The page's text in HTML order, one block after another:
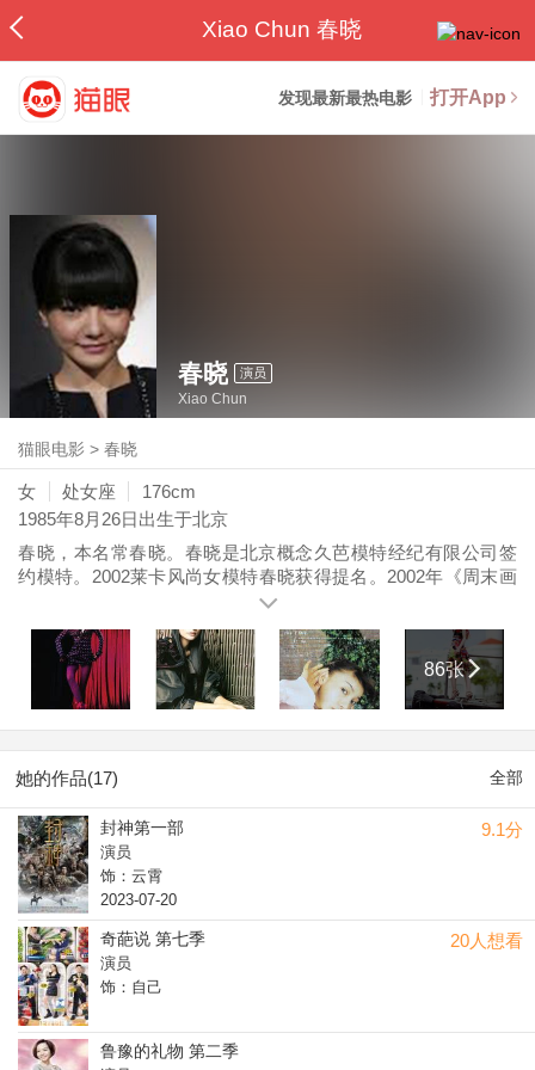
Xiao Chun 春晓
发现最新最热电影 打开App
春晓 演员
Xiao Chun
猫眼电影 >春晓
女 处女座
176cm
1985年8月26日 出生于北京
春晓，本名常春晓。春晓是北京概念久芭模特经纪有限公司签
约模特。2002莱卡风尚女模特春晓获得提名。2002年《周末画
报》春晓获得十大最具潜力超模。春晓在模特事业如日中天之
观众的眼光并获得赞赏。
86张
她的作品(17) 全部
9.1分
封神第一部
演员
饰：云霄
2023-07-20
20人想看
奇葩说 第七季
演员
饰：自己
鲁豫的礼物 第二季